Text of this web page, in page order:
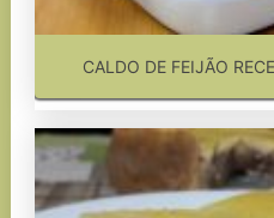
CALDO DE FEIJÃO